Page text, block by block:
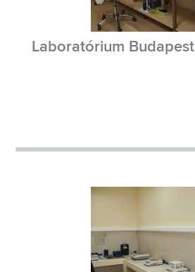
Laboratórium Budapest